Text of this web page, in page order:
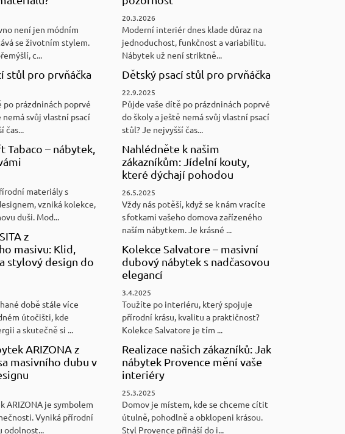
není jen módním
se životním stylem.
c...
stůl pro prvňáčka
po prázdninách poprvé
nemá svůj vlastní psací
čas...
Tabaco – nábytek,
materiály s
vzniká kolekce,
duši. Mod...
z
masivu: Klid,
stylový design do
době stále více
útočišti, kde
a skutečně si ...
ARIZONA z
masivního dubu v
ARIZONA je symbolem
Vyniká přírodní
odolnost...
20.3.2026
Moderní interiér dnes klade důraz na
jednoduchost, funkčnost a variabilitu.
Nábytek už není striktně...
Dětský psací stůl pro prvňáčka
22.9.2025
Půjde vaše dítě po prázdninách poprvé
do školy a ještě nemá svůj vlastní psací
stůl? Je nejvyšší čas...
Nahlédněte k našim
zákazníkům: Jídelní kouty,
které dýchají pohodou
26.5.2025
Vždy nás potěší, když se k nám vracíte
s fotkami vašeho domova zařízeného
naším nábytkem. Je krásné ...
Kolekce Salvatore – masivní
dubový nábytek s nadčasovou
elegancí
3.4.2025
Toužíte po interiéru, který spojuje
přírodní krásu, kvalitu a praktičnost?
Kolekce Salvatore je tím ...
Realizace našich zákazníků: Jak
nábytek Provence mění vaše
interiéry
25.3.2025
Domov je místem, kde se chceme cítit
útulně, pohodlně a obklopeni krásou.
Styl Provence přináší do i...